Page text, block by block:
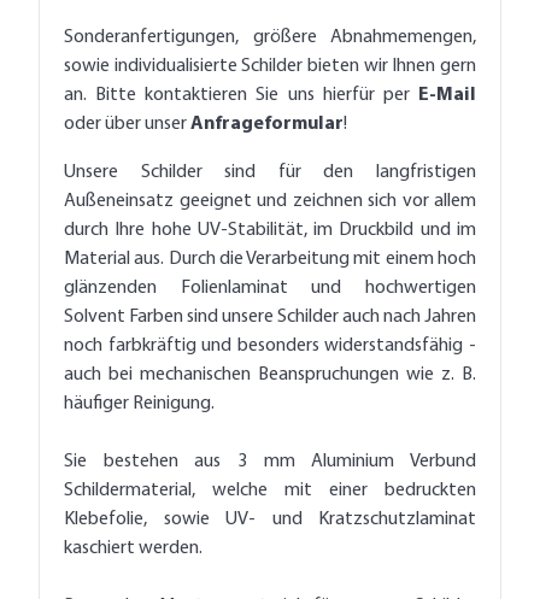
Sonderanfertigungen, größere Abnahmemengen,
sowie individualisierte Schilder bieten wir Ihnen gern
an. Bitte kontaktieren Sie uns hierfür per
E-Mail
oder über unserAnfrageformular!
Unsere Schilder sind für den langfristigen
Außeneinsatz geeignet und zeichnen sich vor allem
durch Ihre hohe UV-Stabilität, im Druckbild und im
Material aus. Durch die Verarbeitung mit einem hoch
glänzenden Folienlaminat und hochwertigen
Solvent Farben sind unsere Schilder auch nach Jahren
noch farbkräftig und besonders widerstandsfähig -
auch bei mechanischen Beanspruchungen wie z. B.
häufiger Reinigung.
Sie bestehen aus 3 mm Aluminium Verbund
Schildermaterial, welche mit einer bedruckten
Klebefolie, sowie UV- und Kratzschutzlaminat
kaschiert werden.